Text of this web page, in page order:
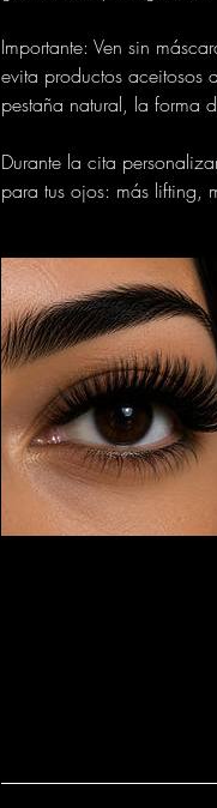
Importante: Ven sin
evita productos aceitosos
pestaña natural, la forma
Durante la cita
para tus ojos: más lifting,